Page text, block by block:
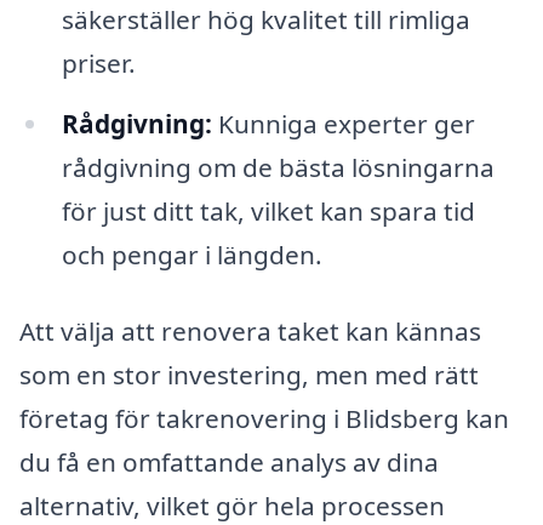
säkerställer hög kvalitet till rimliga
priser.
Rådgivning: Kunniga experter ger
rådgivning om de bästa lösningarna
för just ditt tak, vilket kan spara tid
och pengar i längden.
Att välja att renovera taket kan kännas
som en stor investering, men med rätt
företag för takrenovering i Blidsberg kan
du få en omfattande analys av dina
alternativ, vilket gör hela processen